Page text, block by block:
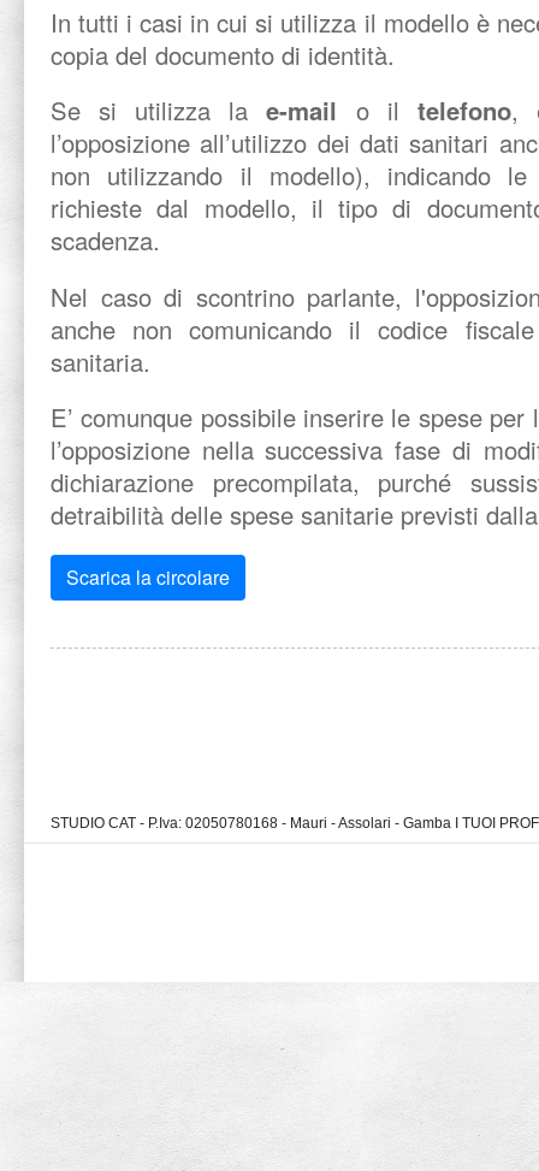
In tutti i casi in cui si utilizza il modello è
copia del documento di identità.
Se si utilizza lae-mail o il telefono,
l’opposizione all’utilizzo dei dati sanitari
non utilizzando il modello), indicando le
richieste dal modello, il tipo di
scadenza.
Nel caso di scontrino parlante,
anche non comunicando il codice
sanitaria.
E’ comunque possibile inserire le spese
l’opposizione nella successiva fase di
dichiarazione precompilata, purché
detraibilità delle spese sanitarie previsti
Scarica la circolare
STUDIO CAT - P.Iva: 02050780168 - Mauri - Assolari - Gamba I TUOI